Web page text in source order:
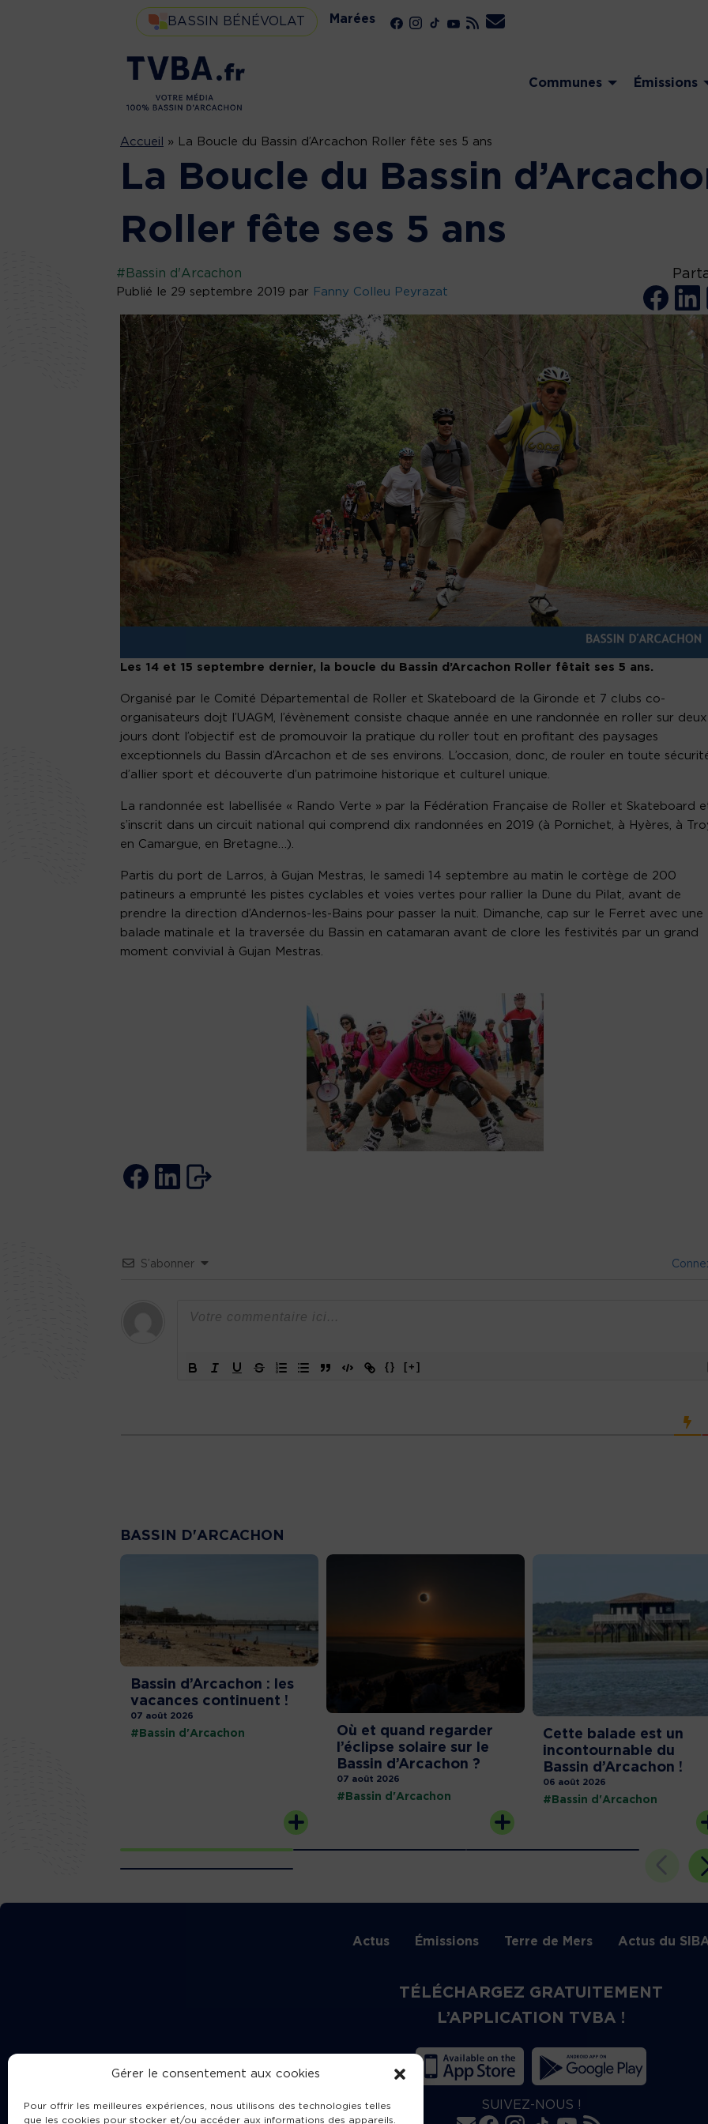
Gérer le consentement aux cookies
Pour offrir les meilleures expériences, nous utilisons des technologies telles
que les cookies pour stocker et/ou accéder aux informations des appareils.
BASSIN BÉNÉVOLAT Marées
Communes Émissions
Accueil » La Boucle du Bassin d’Arcachon Roller fête ses 5 ans
La Boucle du Bassin
Roller fête ses 5 ans
#Bassin d'Arcachon
Publié le 29 septembre 2019 par Fanny Colleu Peyrazat
Les 14 et 15 septembre dernier, la boucle du Bassin d’Arcachon Roller fêtait ses 5 ans.
Organisé par le Comité Départemental de Roller et Skateboard de la Gironde et 7 clubs co-
organisateurs dojt l’UAGM, l’évènement consiste chaque année en une randonnée en roller sur deux
jours dont l’objectif est de promouvoir la pratique du roller tout en profitant des paysages
exceptionnels du Bassin d’Arcachon et de ses environs. L’occasion, donc, de rouler en toute
d’allier sport et découverte d’un patrimoine historique et culturel unique.
La randonnée est labellisée « Rando Verte » par la Fédération Française de Roller et Skateboard
s’inscrit dans un circuit national qui comprend dix randonnées en 2019 (à Pornichet, à Hyères, à
en Camargue, en Bretagne…).
Partis du port de Larros, à Gujan Mestras, le samedi 14 septembre au matin le cortège de 200
patineurs a emprunté les pistes cyclables et voies vertes pour rallier la Dune du Pilat, avant de
prendre la direction d’Andernos-les-Bains pour passer la nuit. Dimanche, cap sur le Ferret avec une
balade matinale et la traversée du Bassin en catamaran avant de clore les festivités par un grand
moment convivial à Gujan Mestras.
S’abonner
{} [+]
BASSIN D'ARCACHON
Bassin d’Arcachon : les
vacances continuent !
07 août 2026
#Bassin d'Arcachon
Où et quand regarder
l’éclipse solaire sur le
Bassin d’Arcachon ?
07 août 2026
#Bassin d'Arcachon
Cette balade est un
incontournable du
Bassin d’Arcachon !
06 août 2026
#Bassin d'Arcachon
Actus Émissions Terre de Mers Actus du
TÉLÉCHARGEZ GRATUITEMENT
L’APPLICATION TVBA !
SUIVEZ-NOUS !